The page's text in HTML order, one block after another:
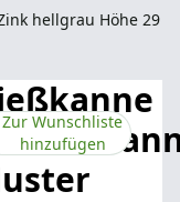
hellgrau Höhe 29
Zur Wunschliste
hinzufügen